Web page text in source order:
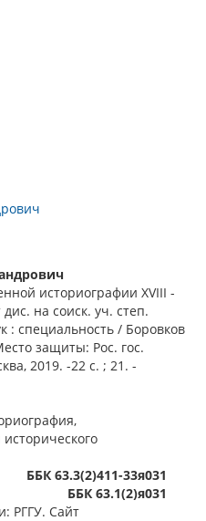
историографии XVIII -
на соиск. уч. степ.
: специальность / Боровков
защиты: Рос. гос.
2019. -22 с. ; 21. -
ББК 63.3(2)411-33я031
ББК 63.1(2)я031
РГГУ. Сайт